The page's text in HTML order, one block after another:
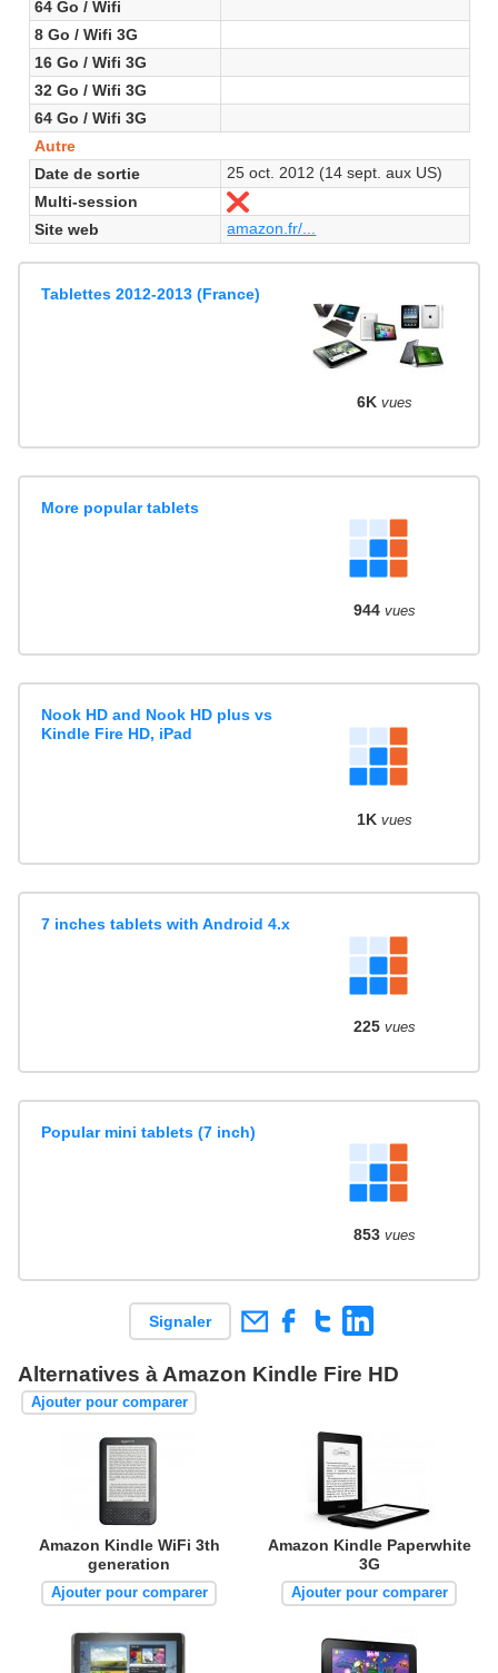
64 Go / Wifi
8 Go / Wifi 3G
16 Go / Wifi 3G
32 Go / Wifi 3G
64 Go / Wifi 3G
Autre
Date de sortie
25 oct. 2012 (14 sept. aux US)
Multi-session
Non
Site web
amazon.fr/...
Tablettes 2012-2013 (France)
6K vues
More popular tablets
944 vues
Nook HD and Nook HD plus vs
Kindle Fire HD, iPad
1K vues
7 inches tablets with Android 4.x
225 vues
Popular mini tablets (7 inch)
853 vues
Signaler
Alternatives à Amazon Kindle Fire HD
Ajouter pour comparer
Amazon Kindle WiFi 3th
generation
Ajouter pour comparer
Amazon Kindle Paperwhite
3G
Ajouter pour comparer